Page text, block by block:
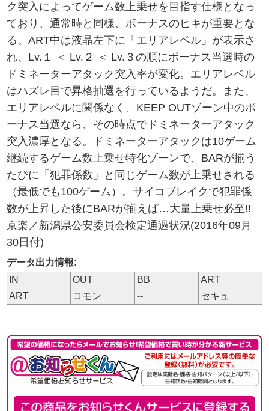
ク突入によってゲーム数上乗せを目指す仕様となっ
ており、通常時と同様、ボーナスのヒキが重要とな
る。ART中は液晶左下に「エリアレベル」が表示さ
れ、Lv.１ ＜ Lv.２ ＜ Lv.３の順にボーナス当選時の
ドミネーターアタック突入率が変化。エリアレベル
はハズレ目で昇格抽選を行っているようだ。また、
エリアレベルに関係なく、KEEP OUTゾーン中のボ
ーナス当選なら、その時点でドミネーターアタック
突入濃厚となる。ドミネーターアタックは10ゲーム
継続するゲーム数上乗せ特化ゾーンで、BARが揃う
たびに「犯罪係数」と同じゲーム数が上乗せされる
（最低でも100ゲーム）。サイコブレイクで犯罪係
数が上昇した後にBARが揃えば…大量上乗せ必至!!
京楽／新潟県公安委員会検定通過状況(2016年09月
30日付)
データ出力情報:
IN
OUT BB
ART
ART
コモン -- セキュ